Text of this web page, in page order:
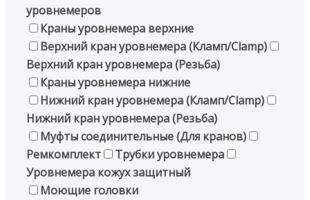
уровнемеров
Краны уровнемера верхние
Верхний кран уровнемера (Кламп/Clamp)
Верхний кран уровнемера (Резьба)
Краны уровнемера нижние
Нижний кран уровнемера (Кламп/Clamp)
Нижний кран уровнемера (Резьба)
Муфты соединительные (Для кранов)
Ремкомплект
Трубки уровнемера
Уровнемера кожух защитный
Моющие головки